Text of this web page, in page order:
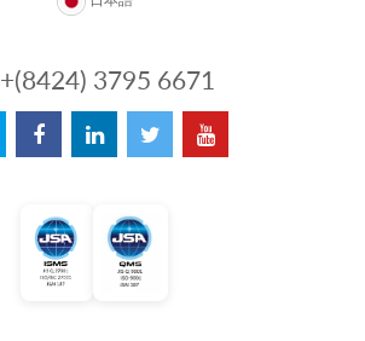
+(8424) 3795 6671